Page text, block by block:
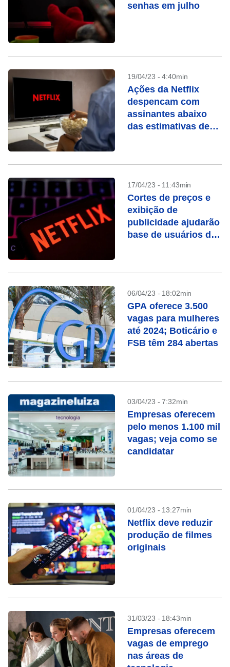
senhas em julho
19/04/23 - 4:40min
Ações da Netflix
despencam com
assinantes abaixo
das estimativas de
17/04/23 - 11:43min
Cortes de preços e
exibição de
publicidade ajudarão
base de usuários da
06/04/23 - 18:02min
GPA oferece 3.500
vagas para mulheres
até 2024; Boticário e
FSB têm 284 abertas
03/04/23 - 7:32min
Empresas oferecem
pelo menos 1.100 mil
vagas; veja como se
candidatar
01/04/23 - 13:27min
Netflix deve reduzir
produção de filmes
originais
31/03/23 - 18:43min
Empresas oferecem
vagas de emprego
nas áreas de